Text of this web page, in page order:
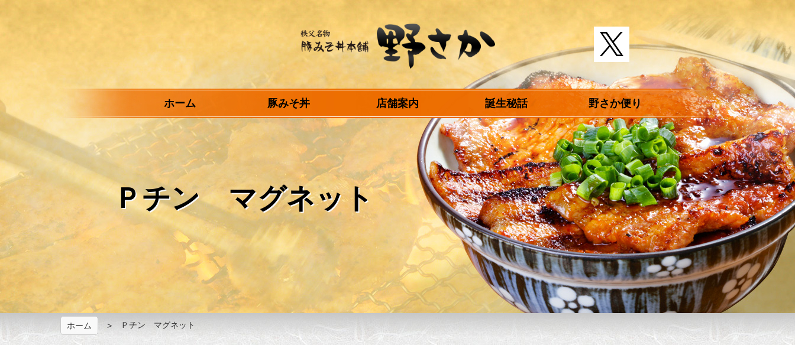
へ
ス
秩父名物 豚みそ丼
本舗 野さか
ホーム 豚みそ丼 店舗案内 誕生秘話 野さか便り
Ｐチン マグネット
ホーム Ｐチン マグネット